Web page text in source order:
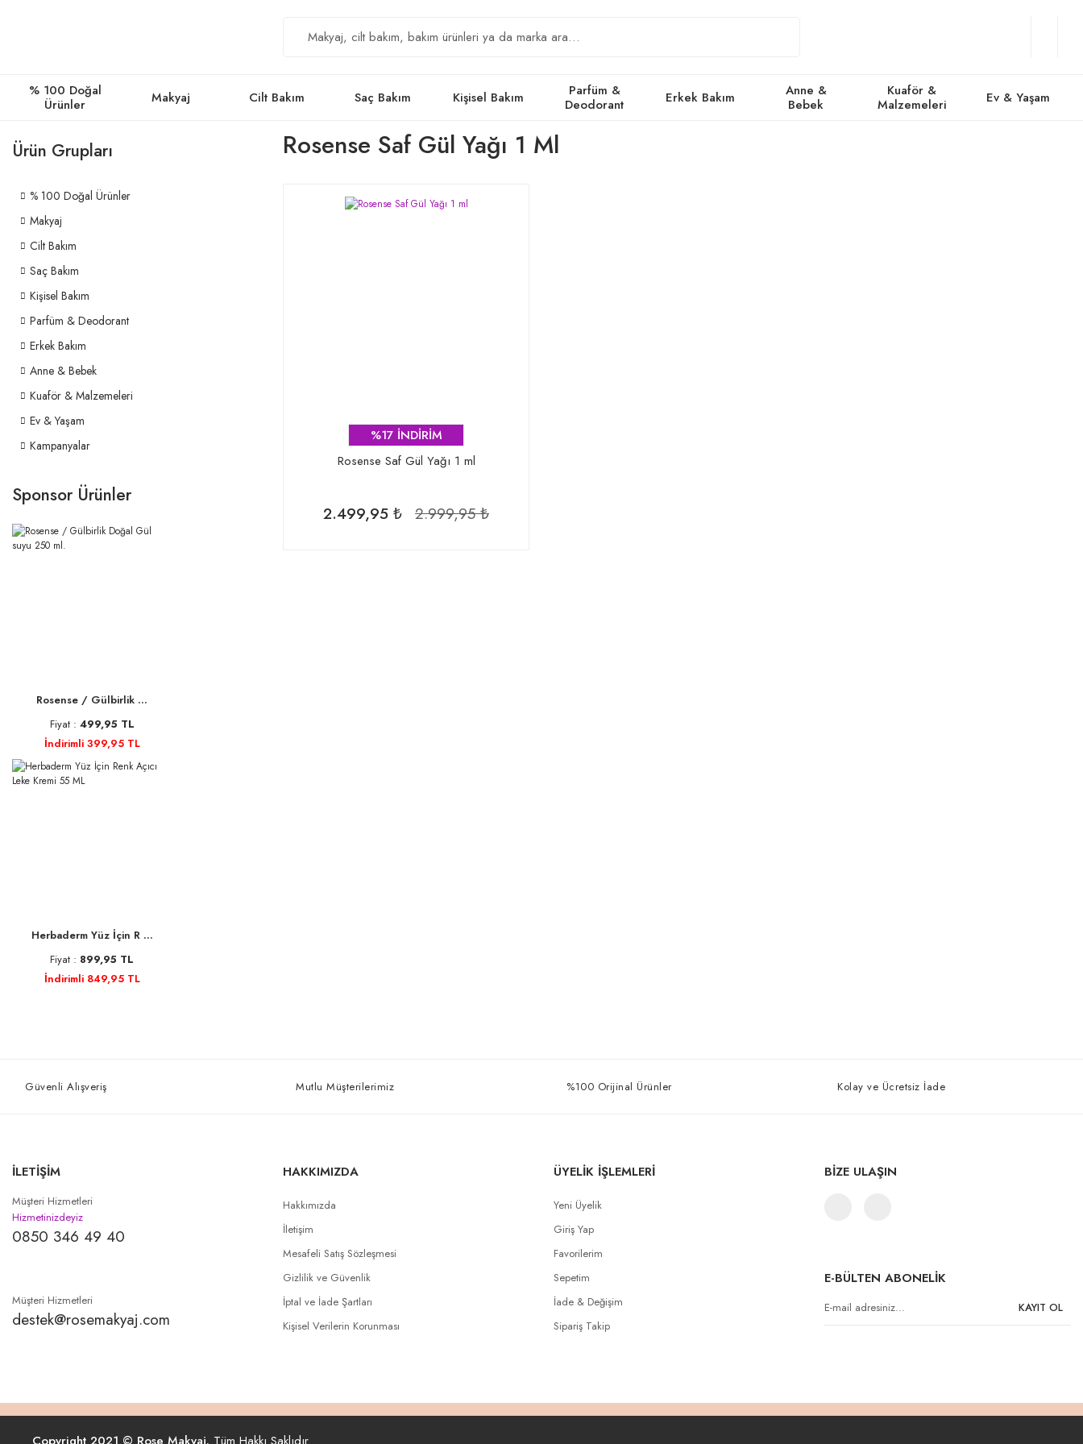
% 100 Doğal
Ürünler
Makyaj Cilt Bakım Saç Bakım Kişisel Bakım
Parfüm &
Deodorant
Erkek Bakım
Anne &
Bebek
Kuaför &
Malzemeleri
Ev & Yaşam
Ürün Grupları
% 100 Doğal Ürünler
Makyaj
Cilt Bakım
Saç Bakım
Kişisel Bakım
Parfüm & Deodorant
Erkek Bakım
Anne & Bebek
Kuaför & Malzemeleri
Ev & Yaşam
Kampanyalar
Sponsor Ürünler
Rosense / Gülbirlik ...
Fiyat : 499,95 TL
İndirimli 399,95 TL
Herbaderm Yüz İçin R ...
Fiyat : 899,95 TL
İndirimli 849,95 TL
Rosense Saf Gül Yağı 1 Ml
%17 İNDİRİM
Rosense Saf Gül Yağı 1 ml
2.499,95 ₺ 2.999,95 ₺
Güvenli Alışveriş Mutlu Müşterilerimiz %100 Orijinal Ürünler Kolay ve Ücretsiz İade
İLETİŞİM
Müşteri Hizmetleri
Hizmetinizdeyiz
0850 346 49 40
Müşteri Hizmetleri
destek@rosemakyaj.com
HAKKIMIZDA
Hakkımızda
İletişim
Mesafeli Satış Sözleşmesi
Gizlilik ve Güvenlik
İptal ve İade Şartları
Kişisel Verilerin Korunması
ÜYELİK İŞLEMLERİ
Yeni Üyelik
Giriş Yap
Favorilerim
Sepetim
İade & Değişim
Sipariş Takip
BİZE ULAŞIN
E-BÜLTEN ABONELİK
KAYIT OL